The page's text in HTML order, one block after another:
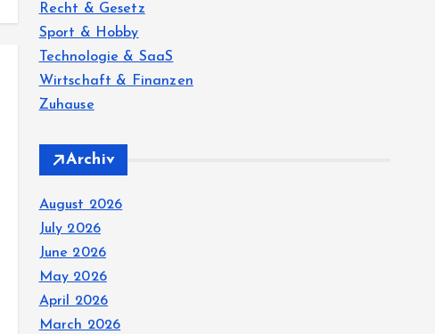
Recht & Gesetz
Sport & Hobby
Technologie & SaaS
Wirtschaft & Finanzen
Zuhause
Archiv
August 2026
July 2026
June 2026
May 2026
April 2026
March 2026